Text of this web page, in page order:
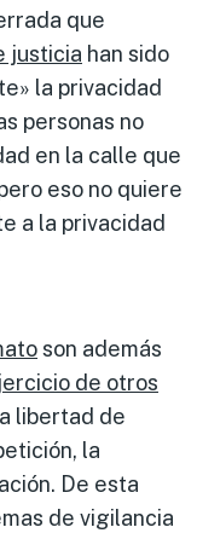
que
justicia han sido
la privacidad
personas no
en la calle que
eso no quiere
a la privacidad
son además
de otros
libertad de
la
De esta
de vigilancia